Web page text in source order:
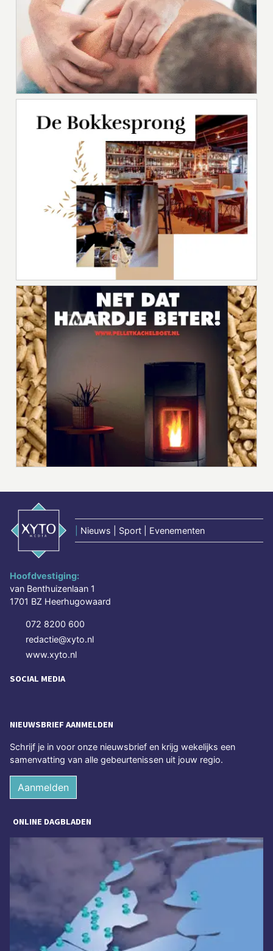
Nieuws | Sport | Evenementen
Hoofdvestiging:
van Benthuizenlaan 1
1701 BZ Heerhugowaard
072 8200 600
redactie@xyto.nl
www.xyto.nl
SOCIAL MEDIA
NIEUWSBRIEF AANMELDEN
Schrijf je in voor onze nieuwsbrief en krijg wekelijks een
samenvatting van alle gebeurtenissen uit jouw regio.
Aanmelden
ONLINE DAGBLADEN